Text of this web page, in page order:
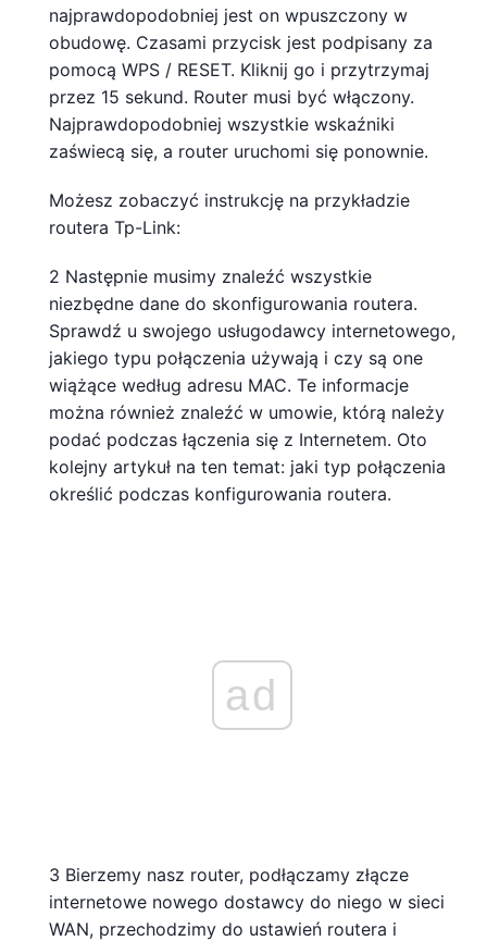
najprawdopodobniej jest on wpuszczony w
obudowę. Czasami przycisk jest podpisany za
pomocą WPS / RESET. Kliknij go i przytrzymaj
przez 15 sekund. Router musi być włączony.
Najprawdopodobniej wszystkie wskaźniki
zaświecą się, a router uruchomi się ponownie.
Możesz zobaczyć instrukcję na przykładzie
routera Tp-Link:
2 Następnie musimy znaleźć wszystkie
niezbędne dane do skonfigurowania routera.
Sprawdź u swojego usługodawcy internetowego,
jakiego typu połączenia używają i czy są one
wiążące według adresu MAC. Te informacje
można również znaleźć w umowie, którą należy
podać podczas łączenia się z Internetem. Oto
kolejny artykuł na ten temat: jaki typ połączenia
określić podczas konfigurowania routera.
ad
3 Bierzemy nasz router, podłączamy złącze
internetowe nowego dostawcy do niego w sieci
WAN, przechodzimy do ustawień routera i